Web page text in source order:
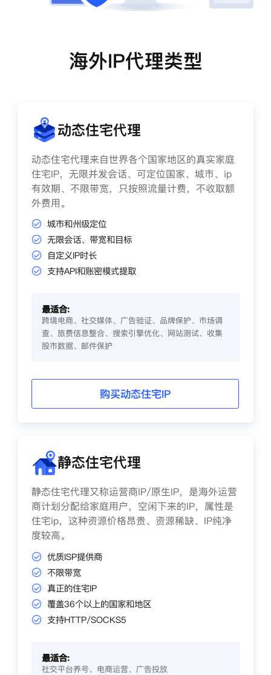
海外IP代理类型
动态住宅代理
动态住宅代理来自世界各个国家地区的真实家庭
住宅IP，无限并发会话、可定位国家、城市、ip
有效期、不限带宽，只按照流量计费，不收取额
外费用。
城市和州级定位
无限会话、带宽和目标
自定义IP时长
支持API和账密模式提取
最适合:
跨境电商、社交媒体、广告验证、品牌保护、市场调
查、旅费信息整合、搜索引擎优化、网站测试、收集
股市数据、邮件保护
购买动态住宅IP
静态住宅代理
静态住宅代理又称运营商IP/原生IP，是海外运营
商计划分配给家庭用户，空闲下来的IP，属性是
住宅ip，这种资源价格昂贵、资源稀缺、IP纯净
度较高。
优质ISP提供商
不限带宽
真正的住宅IP
覆盖36个以上的国家和地区
支持HTTP/SOCKS5
最适合:
社交平台养号、电商运营、广告投放